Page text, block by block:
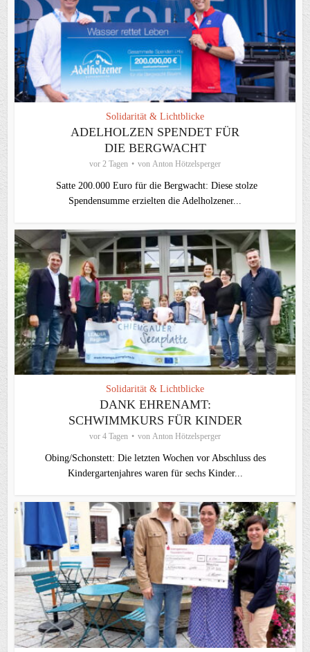
Solidarität & Lichtblicke
ADELHOLZEN SPENDET FÜR
DIE BERGWACHT
vor 2 Tagen von Anton Hötzelsperger
Satte 200.000 Euro für die Bergwacht: Diese stolze
Spendensumme erzielten die Adelholzener...
Solidarität & Lichtblicke
DANK EHRENAMT:
SCHWIMMKURS FÜR KINDER
vor 4 Tagen von Anton Hötzelsperger
Obing/Schonstett: Die letzten Wochen vor Abschluss des
Kindergartenjahres waren für sechs Kinder...